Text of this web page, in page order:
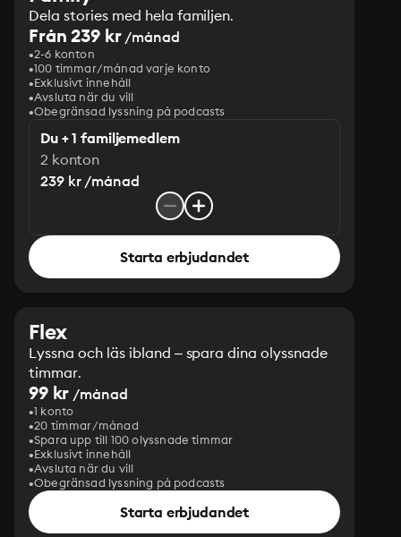
Dela stories med hela familjen.
Från 239 kr/månad
2-6 konton
100 timmar/månad varje konto
Exklusivt innehåll
Avsluta när du vill
Obegränsad lyssning på podcasts
Du + 1 familjemedlem
2 konton
239 kr /månad
Starta erbjudandet
Flex
Lyssna och läs ibland – spara dina olyssnade
timmar.
99 kr /månad
1 konto
20 timmar/månad
Spara upp till 100 olyssnade timmar
Exklusivt innehåll
Avsluta när du vill
Obegränsad lyssning på podcasts
Starta erbjudandet